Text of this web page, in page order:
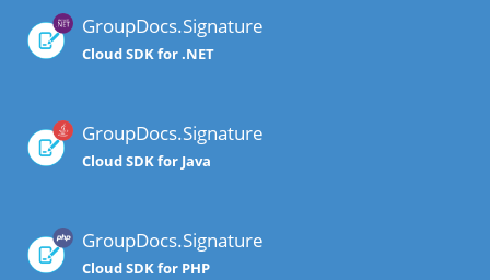
GroupDocs.Signature
Cloud SDK for .NET
GroupDocs.Signature
Cloud SDK for Java
GroupDocs.Signature
Cloud SDK for PHP